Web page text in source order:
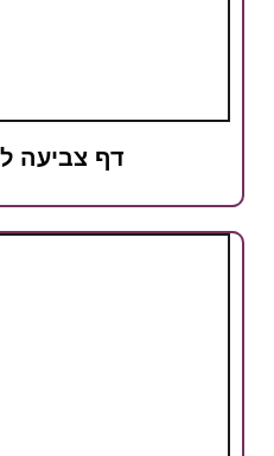
דף צביעה לילדים כלב